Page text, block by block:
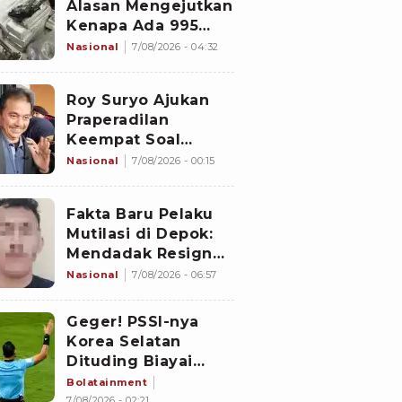
Alasan Mengejutkan
Kenapa Ada 995
Senjata di Dalam
Nasional 7/08/2026 - 04:32
Roy Suryo Ajukan
Praperadilan
Keempat Soal
Status Cekal
Nasional 7/08/2026 - 00:15
Fakta Baru Pelaku
Mutilasi di Depok:
Mendadak Resign
Kerja Goreng Piscok
di Mal
Nasional 7/08/2026 - 06:57
Geger! PSSI-nya
Korea Selatan
Dituding Biayai
Hiburan Seks untuk
Bolatainment